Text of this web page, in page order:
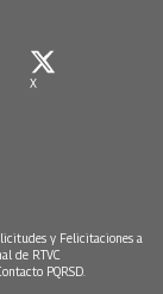
X
y Felicitaciones a
de RTVC
PQRSD.